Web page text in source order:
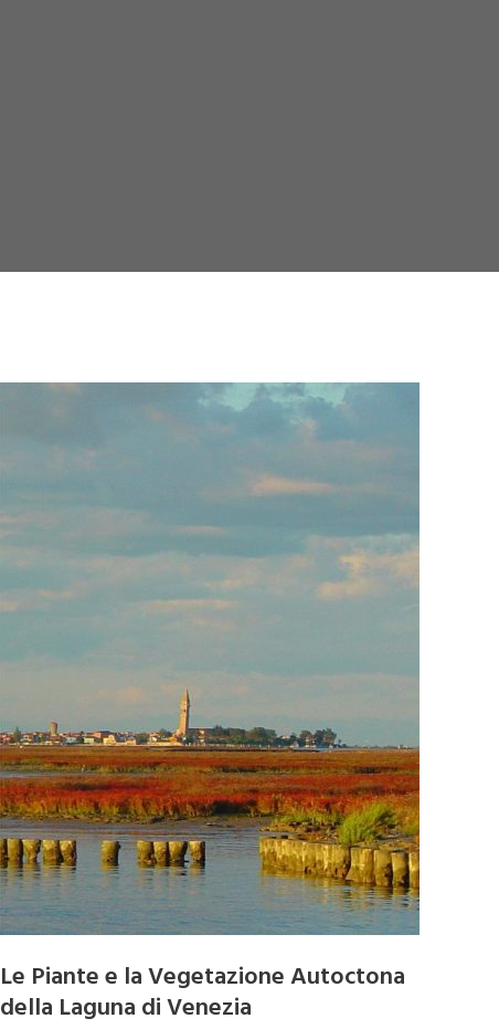
Le Piante e la Vegetazione Autoctona
della Laguna di Venezia